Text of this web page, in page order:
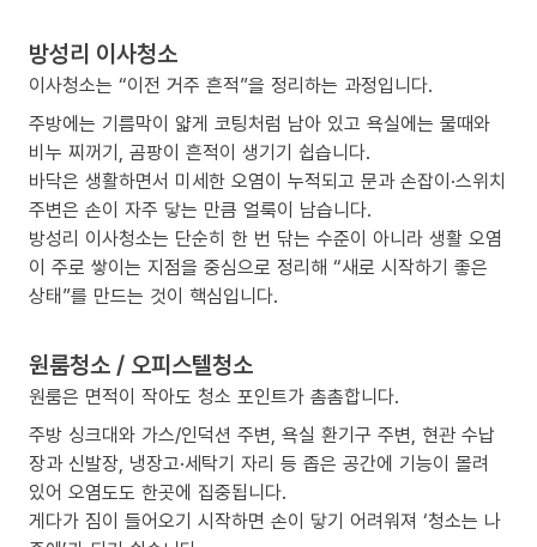
방성리 이사청소
이사청소는 “이전 거주 흔적”을 정리하는 과정입니다.
주방에는 기름막이 얇게 코팅처럼 남아 있고 욕실에는 물때와
비누 찌꺼기, 곰팡이 흔적이 생기기 쉽습니다.
바닥은 생활하면서 미세한 오염이 누적되고 문과 손잡이·스위치
주변은 손이 자주 닿는 만큼 얼룩이 남습니다.
방성리 이사청소는 단순히 한 번 닦는 수준이 아니라 생활 오염
이 주로 쌓이는 지점을 중심으로 정리해 “새로 시작하기 좋은
상태”를 만드는 것이 핵심입니다.
원룸청소 / 오피스텔청소
원룸은 면적이 작아도 청소 포인트가 촘촘합니다.
주방 싱크대와 가스/인덕션 주변, 욕실 환기구 주변, 현관 수납
장과 신발장, 냉장고·세탁기 자리 등 좁은 공간에 기능이 몰려
있어 오염도도 한곳에 집중됩니다.
게다가 짐이 들어오기 시작하면 손이 닿기 어려워져 ‘청소는 나